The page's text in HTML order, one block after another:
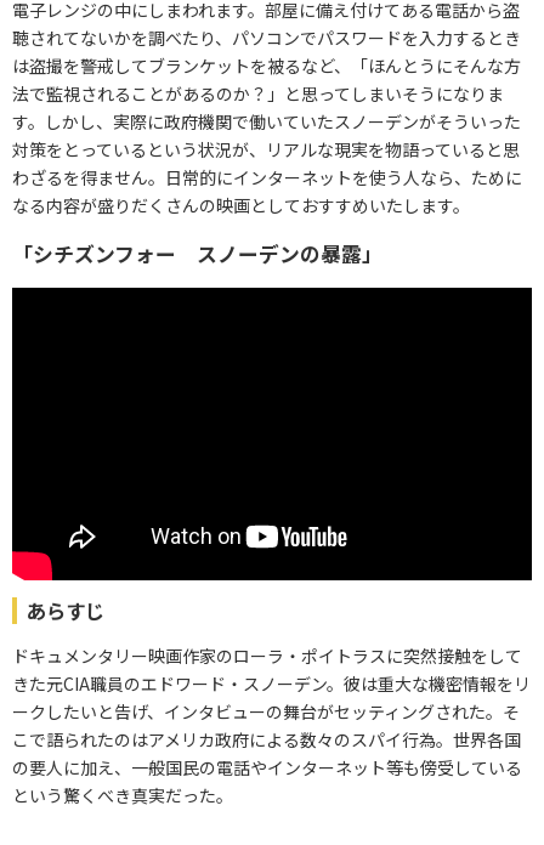
電子レンジの中にしまわれます。部屋に備え付けてある電話から盗
聴されてないかを調べたり、パソコンでパスワードを入力するとき
は盗撮を警戒してブランケットを被るなど、「ほんとうにそんな方
法で監視されることがあるのか？」と思ってしまいそうになりま
す。しかし、実際に政府機関で働いていたスノーデンがそういった
対策をとっているという状況が、リアルな現実を物語っていると思
わざるを得ません。日常的にインターネットを使う人なら、ために
なる内容が盛りだくさんの映画としておすすめいたします。
「シチズンフォー スノーデンの暴露」
あらすじ
ドキュメンタリー映画作家のローラ・ポイトラスに突然接触をして
きた元CIA職員のエドワード・スノーデン。彼は重大な機密情報をリ
ークしたいと告げ、インタビューの舞台がセッティングされた。そ
こで語られたのはアメリカ政府による数々のスパイ行為。世界各国
の要人に加え、一般国民の電話やインターネット等も傍受している
という驚くべき真実だった。